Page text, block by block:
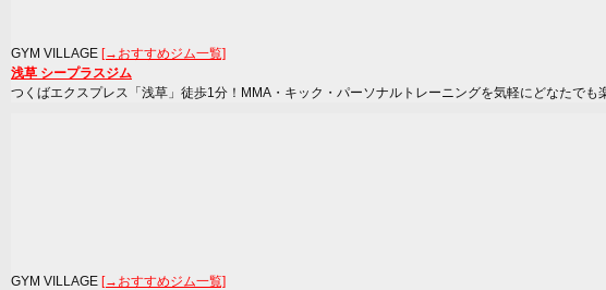
GYM VILLAGE [→おすすめジム一覧]
浅草 シープラスジム
つくばエクスプレス「浅草」徒歩1分！MMA・キック・パーソナルトレーニングを気軽にどなたでも
GYM VILLAGE [→おすすめジム一覧]